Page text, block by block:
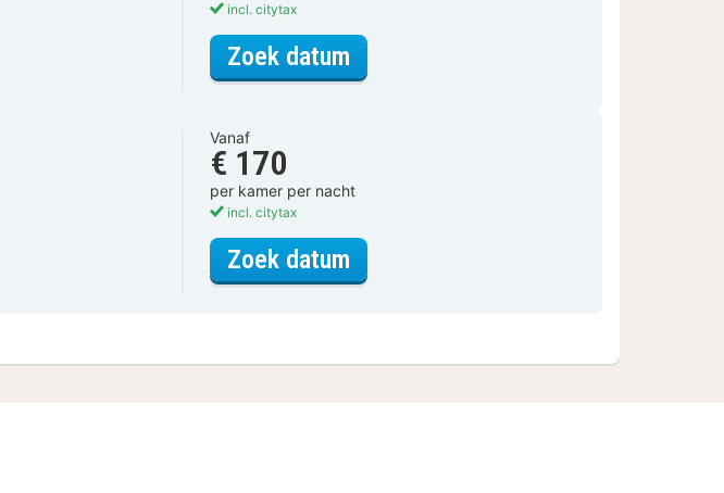
incl. citytax
Zoek datum
Vanaf
€ 170
per kamer per nacht
incl. citytax
Zoek datum